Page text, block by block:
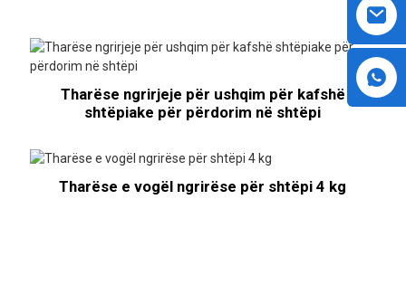
Tharëse ngrirjeje për ushqim për kafshë
shtëpiake për përdorim në shtëpi
Tharëse e vogël ngrirëse për shtëpi 4 kg